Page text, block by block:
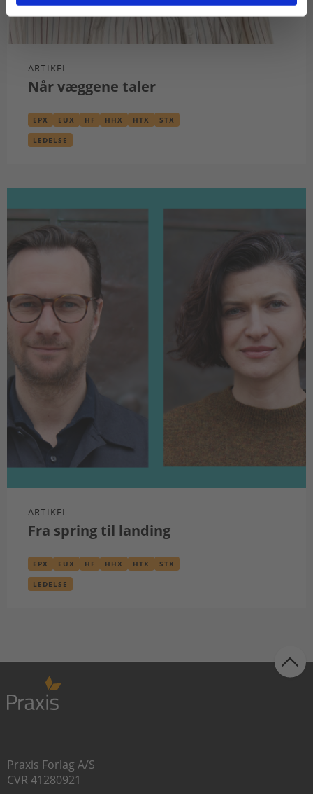
ARTIKEL
Når væggene taler
EPX EUX HF HHX HTX STX
LEDELSE
ARTIKEL
Fra spring til landing
EPX EUX HF HHX HTX STX
LEDELSE
Praxis Forlag A/S
CVR 41280921